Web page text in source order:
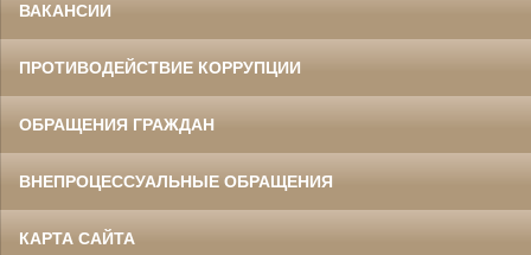
ВАКАНСИИ
ПРОТИВОДЕЙСТВИЕ КОРРУПЦИИ
ОБРАЩЕНИЯ ГРАЖДАН
ВНЕПРОЦЕССУАЛЬНЫЕ ОБРАЩЕНИЯ
КАРТА САЙТА